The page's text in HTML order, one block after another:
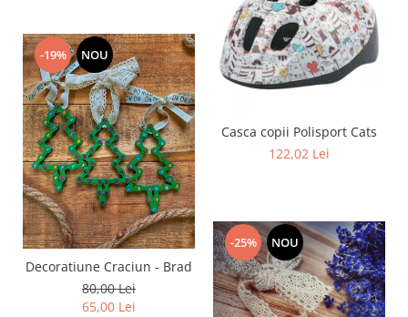
Casca copii Polisport Cats
122,02 Lei
-19% NOU
Decoratiune Craciun - Brad
80,00 Lei
65,00 Lei
-25% NOU